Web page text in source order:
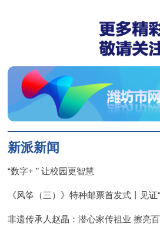
新派新闻
“数字+ ” 让校园更智慧
《风筝（三）》特种邮票首发式丨见
非遗传承人赵晶：潜心家传祖业 擦亮